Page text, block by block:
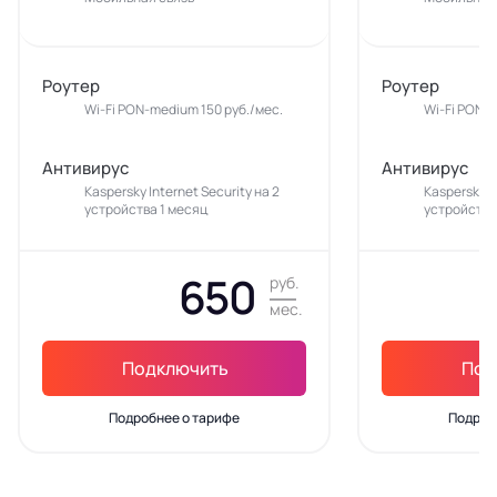
Роутер
Wi-Fi PON-medium 150 руб./мес.
Антивирус
Kaspersky Internet Security на 2
устройства 1 месяц
650
руб.
мес.
Подключить
Подробнее о тарифе
Роутер
Wi-Fi PON-
Антивирус
Kaspersky